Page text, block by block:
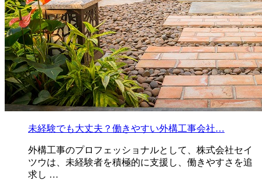
未経験でも大丈夫？働きやすい外構工事会社…
外構工事のプロフェッショナルとして、株式会社セイ
ツウは、未経験者を積極的に支援し、働きやすさを追
求し …